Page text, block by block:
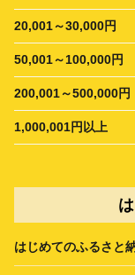
20,001～30,000円
50,001～100,000円
200,001～500,000円
1,000,001円以上
はじめてのふるさと